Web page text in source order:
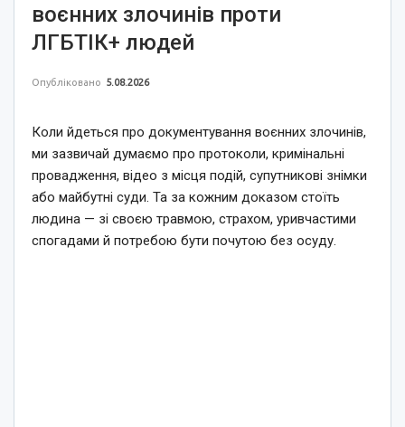
воєнних злочинів проти
ЛГБТІК+ людей
Опубліковано 5.08.2026
Коли йдеться про документування воєнних злочинів,
ми зазвичай думаємо про протоколи, кримінальні
провадження, відео з місця подій, супутникові знімки
або майбутні суди. Та за кожним доказом стоїть
людина — зі своєю травмою, страхом, уривчастими
спогадами й потребою бути почутою без осуду.